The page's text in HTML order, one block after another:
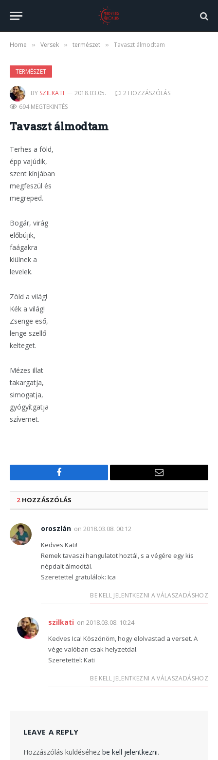
Home » Versek » természet » Tavaszt álmodtam
TERMÉSZET
Tavaszt álmodtam
BY SZILKATI 2018.03.05.
2 HOZZÁSZÓLÁS
694 MEGTEKINTÉS
Terhes a föld,
épp vajúdik,
szent kínjában
megfeszül és
megreped.
Bogár, virág
előbújik,
faágakra
kiülnek a
levelek.
Zöld a világ!
Kék a világ!
Zsenge eső,
lenge szellő
kelteget.
Mézes illat
takargatja,
simogatja,
gyógyítgatja
szívemet.
Facebook Email
2HOZZÁSZÓLÁS
oroszlán on 2018.03.08. 00:12
Kedves Kati!
Remek tavaszi hangulatot hoztál, s a végére egy kis
népdalt álmodtál.
Szeretettel gratulálok: Ica
BE KELL JELENTKEZNI A VÁLASZADÁSHOZ
szilkati on 2018.03.08. 10:24
Kedves Ica! Köszönöm, hogy elolvastad a verset. A
vége valóban csak helyzetdal.
Szeretettel: Kati
BE KELL JELENTKEZNI A VÁLASZADÁSHOZ
LEAVE A REPLY
Hozzászólás küldéséhez be kell jelentkezni.